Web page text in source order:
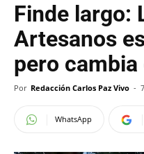
Finde largo:
Artesanos
pero cambia
Por Redacción Carlos Paz Vivo -
WhatsApp